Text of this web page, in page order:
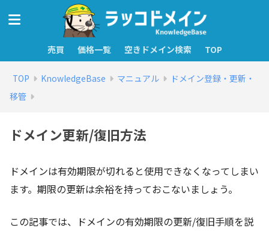
売買 価格一覧 空きドメイン検索 TOP
TOP KnowledgeBase マニュアル
ドメイン登録・更新・
移管
ドメイン更新/復旧方法
ドメインは有効期限が切れると使用できなくなってしまい
ます。期限の更新は余裕を持っておこないましょう。
この記事では、ドメインの有効期限の更新/復旧手順を説